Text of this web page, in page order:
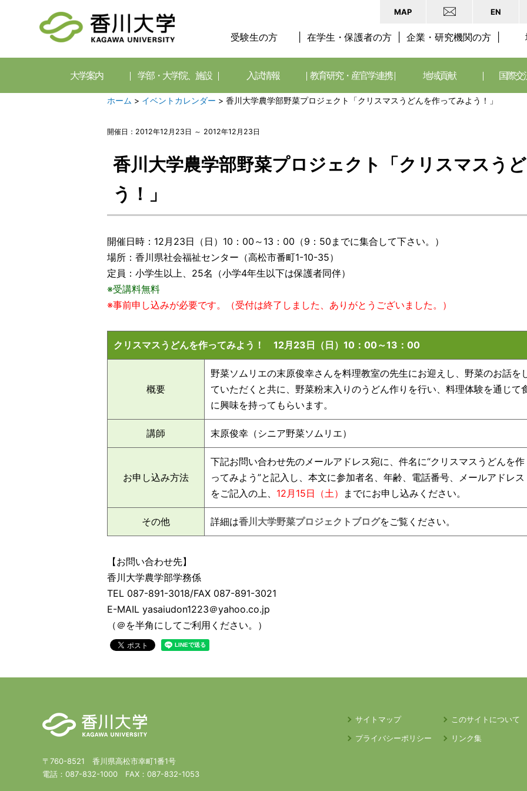
MAP EN
受験生の方 在学生・保護者の方 企業・研究機関の方
大学案内 学部・大学院、施設 入試情報 教育研究・産官学連携 地域貢献 国際交
ホーム > イベントカレンダー > 香川大学農学部野菜プロジェクト「クリスマスうどんを作ってみよう！」
開催日：2012年12月23日 ～ 2012年12月23日
香川大学農学部野菜プロジェクト「クリスマスう
う！」
開催日時：12月23日（日）10：00～13：00（9：50までに集合して下さい。）
場所：香川県社会福祉センター（高松市番町1-10-35）
定員：小学生以上、25名（小学4年生以下は保護者同伴）
※受講料無料
※事前申し込みが必要です。
（受付は終了しました、ありがとうございました。）
クリスマスうどんを作ってみよう！ 12月23日（日）10：00～13：00
概要
野菜ソムリエの末原俊幸さんを料理教室の先生にお迎えし、野菜のお話を
ていただくと共に、野菜粉末入りのうどん作りを行い、料理体験を通じて
に興味を持ってもらいます。
講師 末原俊幸（シニア野菜ソムリエ）
お申し込み方法
下記お問い合わせ先のメールアドレス宛に、件名に“クリスマスうどんを作
ってみよう”と記入し、本文に参加者名、年齢、電話番号、メールアドレス
をご記入の上、 12月15日（土） までにお申し込みください。
その他 詳細は香川大学野菜プロジェクトブログをご覧ください。
【お問い合わせ先】
香川大学農学部学務係
TEL 087-891-3018/FAX 087-891-3021
E-MAIL yasaiudon1223＠yahoo.co.jp
（＠を半角にしてご利用ください。）
〒760-8521 香川県高松市幸町1番1号
電話： 087-832-1000 FAX： 087-832-1053
サイトマップ
このサイトについて
プライバシーポリシー
リンク集